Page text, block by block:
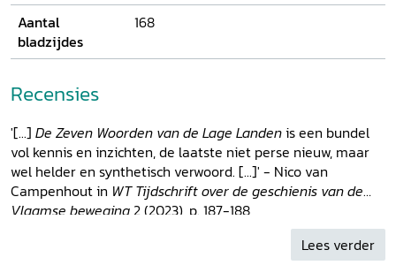
Aantal
bladzijdes
168
Recensies
'[...] De Zeven Woorden van de Lage Landenis een bundel
vol kennis en inzichten, de laatste niet perse nieuw, maar
wel helder en synthetisch verwoord. [...]' - Nico van
Campenhout in WT Tijdschrift over de geschienis van de
Vlaamse beweging 2 (2023), p. 187-188
Lees verder